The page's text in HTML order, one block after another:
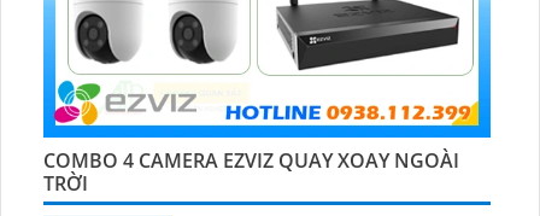
COMBO 4 CAMERA EZVIZ QUAY XOAY NGOÀI
TRỜI